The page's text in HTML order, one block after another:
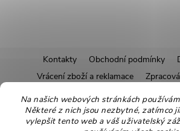
Na našich webových stránkách
Některé z nich jsou nezbytné, zatímco
vylepšit tento web a váš uživatelský
á
Kontakty Obchodní podmínky
Vrácení zboží a reklamace
Pravidla soutěží
Affiliate
Pro nové dodavatele
Ekologické balení